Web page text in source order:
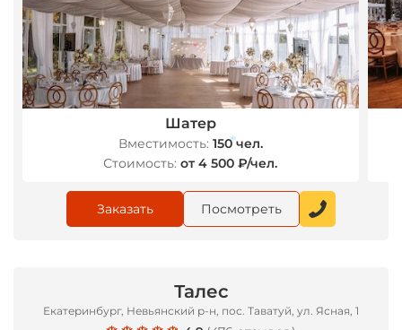
Шатер
Вместимость: 150 чел.
Стоимость: от 4 500 ₽/чел.
Заказать Посмотреть
Талес
Екатеринбург, Невьянский р-н, пос. Таватуй, ул. Ясная, 1
*
*